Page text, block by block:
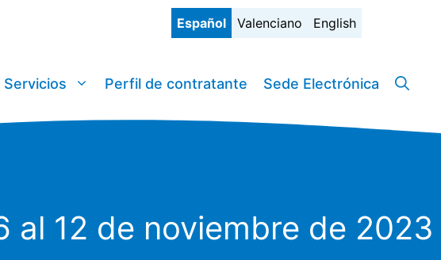
Español Valenciano English
Servicios Perfil de contratante Sede Electrónica
12 de noviembre de 2023